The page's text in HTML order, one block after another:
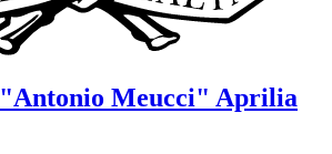
"Antonio Meucci" Aprilia